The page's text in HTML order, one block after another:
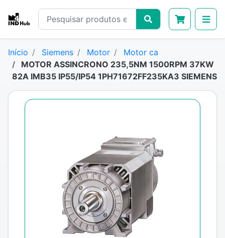
Início Siemens Motor
Motor ca
MOTOR ASSINCRONO 235,5NM 1500RPM 37KW
82A IMB35 IP55/IP54 1PH71672FF235KA3 SIEMENS